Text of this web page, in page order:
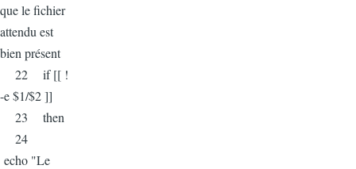
que le fichier
attendu est
bien présent
22 if [[ !
-e $1/$2 ]]
23 then
24
echo "Le